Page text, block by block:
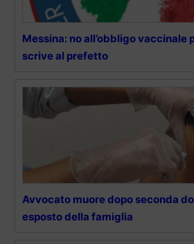
Messina: no all’obbligo vaccinale
scrive al prefetto
Avvocato muore dopo seconda
esposto della famiglia